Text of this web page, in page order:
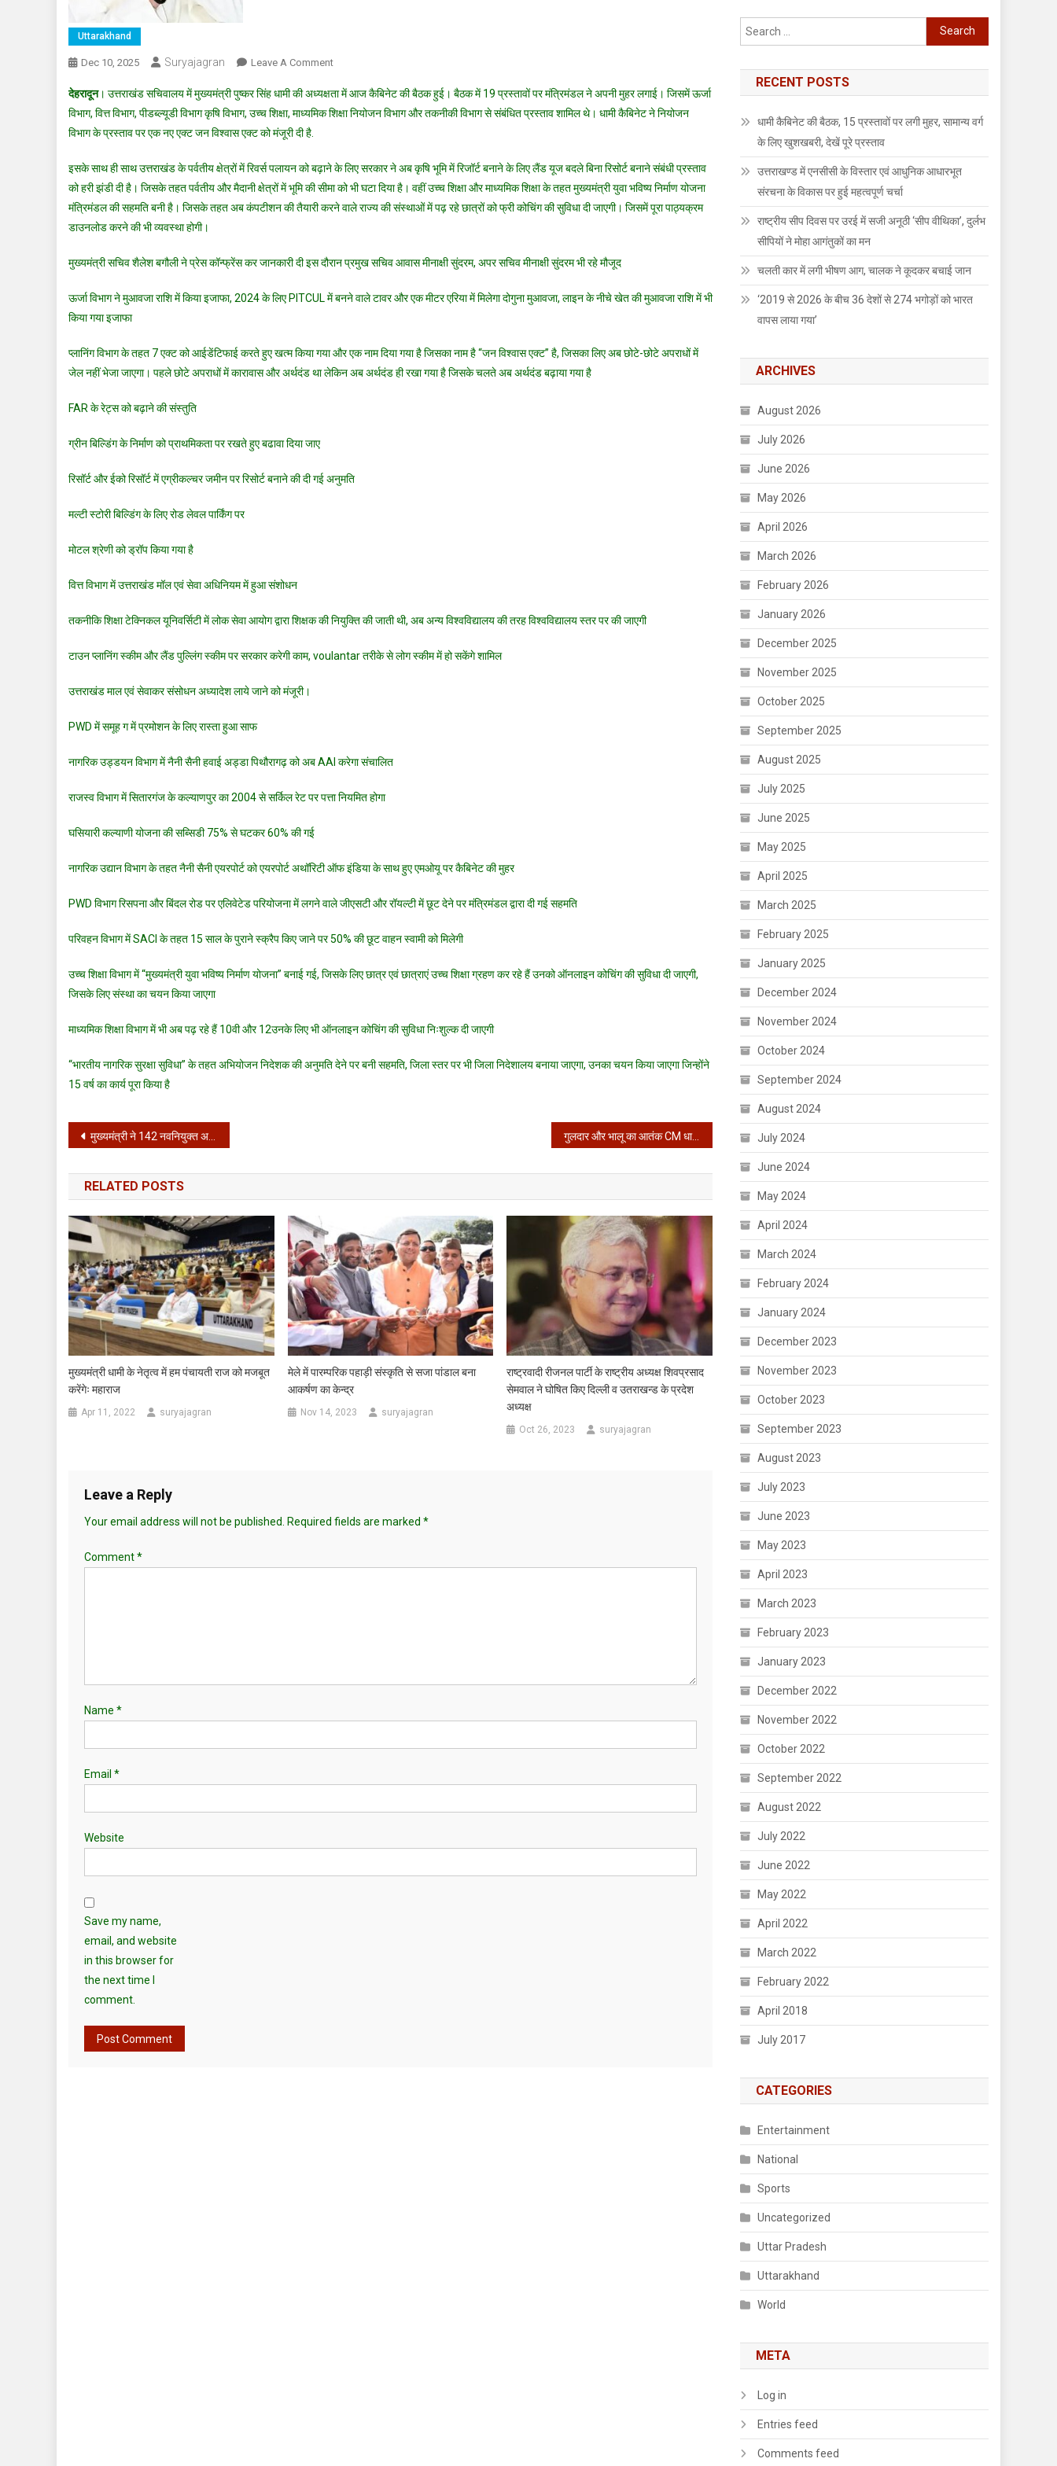
Uttarakhand
Dec 10, 2025 Suryajagran Leave A CommentOn
देहरादून। उत्तराखंड सचिवालय में मुख्यमंत्री पुष्कर सिंह धामी की अध्यक्षता में आज कैबिनेट की बैठक हुई। बैठक में 19 प्रस्तावों पर मंत्रिमंडल ने अपनी मुहर लगाई। जिसमें ऊर्जा
विभाग, वित्त विभाग, पीडब्ल्यूडी विभाग कृषि विभाग, उच्च शिक्षा, माध्यमिक शिक्षा नियोजन विभाग और तकनीकी विभाग से संबंधित प्रस्ताव शामिल थे। धामी कैबिनेट ने नियोजन
विभाग के प्रस्ताव पर एक नए एक्ट जन विश्वास एक्ट को मंजूरी दी है.
इसके साथ ही साथ उत्तराखंड के पर्वतीय क्षेत्रों में रिवर्स पलायन को बढ़ाने के लिए सरकार ने अब कृषि भूमि में रिजॉर्ट बनाने के लिए लैंड यूज बदले बिना रिसोर्ट बनाने संबंधी प्रस्ताव
को हरी झंडी दी है। जिसके तहत पर्वतीय और मैदानी क्षेत्रों में भूमि की सीमा को भी घटा दिया है। वहीं उच्च शिक्षा और माध्यमिक शिक्षा के तहत मुख्यमंत्री युवा भविष्य निर्माण योजना
मंत्रिमंडल की सहमति बनी है। जिसके तहत अब कंपटीशन की तैयारी करने वाले राज्य की संस्थाओं में पढ़ रहे छात्रों को फ्री कोचिंग की सुविधा दी जाएगी। जिसमें पूरा पाठ्यक्रम
डाउनलोड करने की भी व्यवस्था होगी।
मुख्यमंत्री सचिव शैलेश बगौली ने प्रेस कॉन्फ्रेंस कर जानकारी दी इस दौरान प्रमुख सचिव आवास मीनाक्षी सुंदरम, अपर सचिव मीनाक्षी सुंदरम भी रहे मौजूद
ऊर्जा विभाग ने मुआवजा राशि में किया इजाफा, 2024 के लिए PITCUL में बनने वाले टावर और एक मीटर एरिया में मिलेगा दोगुना मुआवजा, लाइन के नीचे खेत की मुआवजा राशि में भी
किया गया इजाफा
प्लानिंग विभाग के तहत 7 एक्ट को आईडेंटिफाई करते हुए खत्म किया गया और एक नाम दिया गया है जिसका नाम है “जन विश्वास एक्ट” है, जिसका लिए अब छोटे-छोटे अपराधों में
जेल नहीं भेजा जाएगा। पहले छोटे अपराधों में कारावास और अर्थदंड था लेकिन अब अर्थदंड ही रखा गया है जिसके चलते अब अर्थदंड बढ़ाया गया है
FAR के रेट्स को बढ़ाने की संस्तुति
ग्रीन बिल्डिंग के निर्माण को प्राथमिकता पर रखते हुए बढावा दिया जाए
रिसॉर्ट और ईको रिसॉर्ट में एग्रीकल्चर जमीन पर रिसोर्ट बनाने की दी गई अनुमति
मल्टी स्टोरी बिल्डिंग के लिए रोड लेवल पार्किंग पर
मोटल श्रेणी को ड्रॉप किया गया है
वित्त विभाग में उत्तराखंड मॉल एवं सेवा अधिनियम में हुआ संशोधन
तकनीकि शिक्षा टेक्निकल यूनिवर्सिटी में लोक सेवा आयोग द्वारा शिक्षक की नियुक्ति की जाती थी, अब अन्य विश्वविद्यालय की तरह विश्वविद्यालय स्तर पर की जाएगी
टाउन प्लानिंग स्कीम और लैंड पुल्लिंग स्कीम पर सरकार करेगी काम, voulantar तरीके से लोग स्कीम में हो सकेंगे शामिल
उत्तराखंड माल एवं सेवाकर संसोधन अध्यादेश लाये जाने को मंजूरी।
PWD में समूह ग में प्रमोशन के लिए रास्ता हुआ साफ
नागरिक उड्डयन विभाग में नैनी सैनी हवाई अड्डा पिथौरागढ़ को अब AAI करेगा संचालित
राजस्व विभाग में सितारगंज के कल्याणपुर का 2004 से सर्किल रेट पर पत्ता नियमित होगा
घसियारी कल्याणी योजना की सब्सिडी 75% से घटकर 60% की गई
नागरिक उद्यान विभाग के तहत नैनी सैनी एयरपोर्ट को एयरपोर्ट अथॉरिटी ऑफ इंडिया के साथ हुए एमओयू पर कैबिनेट की मुहर
PWD विभाग रिसपना और बिंदल रोड पर एलिवेटेड परियोजना में लगने वाले जीएसटी और रॉयल्टी में छूट देने पर मंत्रिमंडल द्वारा दी गई सहमति
परिवहन विभाग में SACI के तहत 15 साल के पुराने स्क्रैप किए जाने पर 50% की छूट वाहन स्वामी को मिलेगी
उच्च शिक्षा विभाग में “मुख्यमंत्री युवा भविष्य निर्माण योजना” बनाई गई, जिसके लिए छात्र एवं छात्राएं उच्च शिक्षा ग्रहण कर रहे हैं उनको ऑनलाइन कोचिंग की सुविधा दी जाएगी,
जिसके लिए संस्था का चयन किया जाएगा
माध्यमिक शिक्षा विभाग में भी अब पढ़ रहे हैं 10वी और 12उनके लिए भी ऑनलाइन कोचिंग की सुविधा निःशुल्क दी जाएगी
“भारतीय नागरिक सुरक्षा सुविधा” के तहत अभियोजन निदेशक की अनुमति देने पर बनी सहमति, जिला स्तर पर भी जिला निदेशालय बनाया जाएगा, उनका चयन किया जाएगा जिन्होंने
15 वर्ष का कार्य पूरा किया है
Post
navigation
मुख्यमंत्री ने 142 नवनियुक्त असिस्टेंट प्रोफेसर्स को प्रदान किए नियुक्ति पत्र गुलदार और भालू का आतंक CM धामी के निर्देश, स्कूली बच्चों को मिलेगी एस्कार्ट, डीएफओ पर एक्शन
RELATED POSTS
मुख्यमंत्री धामी के नेतृत्व में हम पंचायती राज को मजबूत
करेंगेः महाराज
Apr 11, 2022 suryajagran
मेले में पारम्परिक पहाड़ी संस्कृति से सजा पांडाल बना
आकर्षण का केन्द्र
Nov 14, 2023 suryajagran
राष्ट्रवादी रीजनल पार्टी के राष्ट्रीय अध्यक्ष शिवप्रसाद
सेमवाल ने घोषित किए दिल्ली व उतराखन्ड के प्रदेश
अध्यक्ष
Oct 26, 2023 suryajagran
Leave a Reply
Your email address will not be published. Required fields are marked *
Comment*
Name *
Email *
Website
Save my name,
email, and website
in this browser for
the next time I
comment.
Search
for:
RECENT POSTS
धामी कैबिनेट की बैठक, 15 प्रस्तावों पर लगी मुहर, सामान्य वर्ग
के लिए खुशखबरी, देखें पूरे प्रस्ताव
उत्तराखण्ड में एनसीसी के विस्तार एवं आधुनिक आधारभूत
संरचना के विकास पर हुई महत्वपूर्ण चर्चा
राष्ट्रीय सीप दिवस पर उरई में सजी अनूठी ‘सीप वीथिका’, दुर्लभ
सीपियों ने मोहा आगंतुकों का मन
चलती कार में लगी भीषण आग, चालक ने कूदकर बचाई जान
‘2019 से 2026 के बीच 36 देशों से 274 भगोड़ों को भारत
वापस लाया गया’
ARCHIVES
August 2026
July 2026
June 2026
May 2026
April 2026
March 2026
February 2026
January 2026
December 2025
November 2025
October 2025
September 2025
August 2025
July 2025
June 2025
May 2025
April 2025
March 2025
February 2025
January 2025
December 2024
November 2024
October 2024
September 2024
August 2024
July 2024
June 2024
May 2024
April 2024
March 2024
February 2024
January 2024
December 2023
November 2023
October 2023
September 2023
August 2023
July 2023
June 2023
May 2023
April 2023
March 2023
February 2023
January 2023
December 2022
November 2022
October 2022
September 2022
August 2022
July 2022
June 2022
May 2022
April 2022
March 2022
February 2022
April 2018
July 2017
CATEGORIES
Entertainment
National
Sports
Uncategorized
Uttar Pradesh
Uttarakhand
World
META
Log in
Entries feed
Comments feed